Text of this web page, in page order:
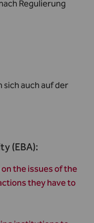
Regulierung
auch auf der
(EBA):
the issues of the
they have to